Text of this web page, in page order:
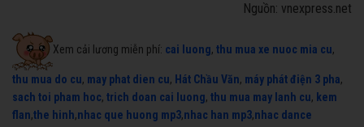
Nguồn: vnexpress.net
Xem cải lương miễn phí: cai luong, thu mua xe nuoc mia cu,
thu mua do cu, may phat dien cu, Hát Chầu Văn, máy phát điện 3 pha,
sach toi pham hoc, trich doan cai luong, thu mua may lanh cu, kem
flan,the hinh,nhac que huong mp3,nhac han mp3,nhac dance